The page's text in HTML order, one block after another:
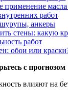
применение масла
работ
анкеры
стены: какую
работ
обои или
с прогнозом
влияют на